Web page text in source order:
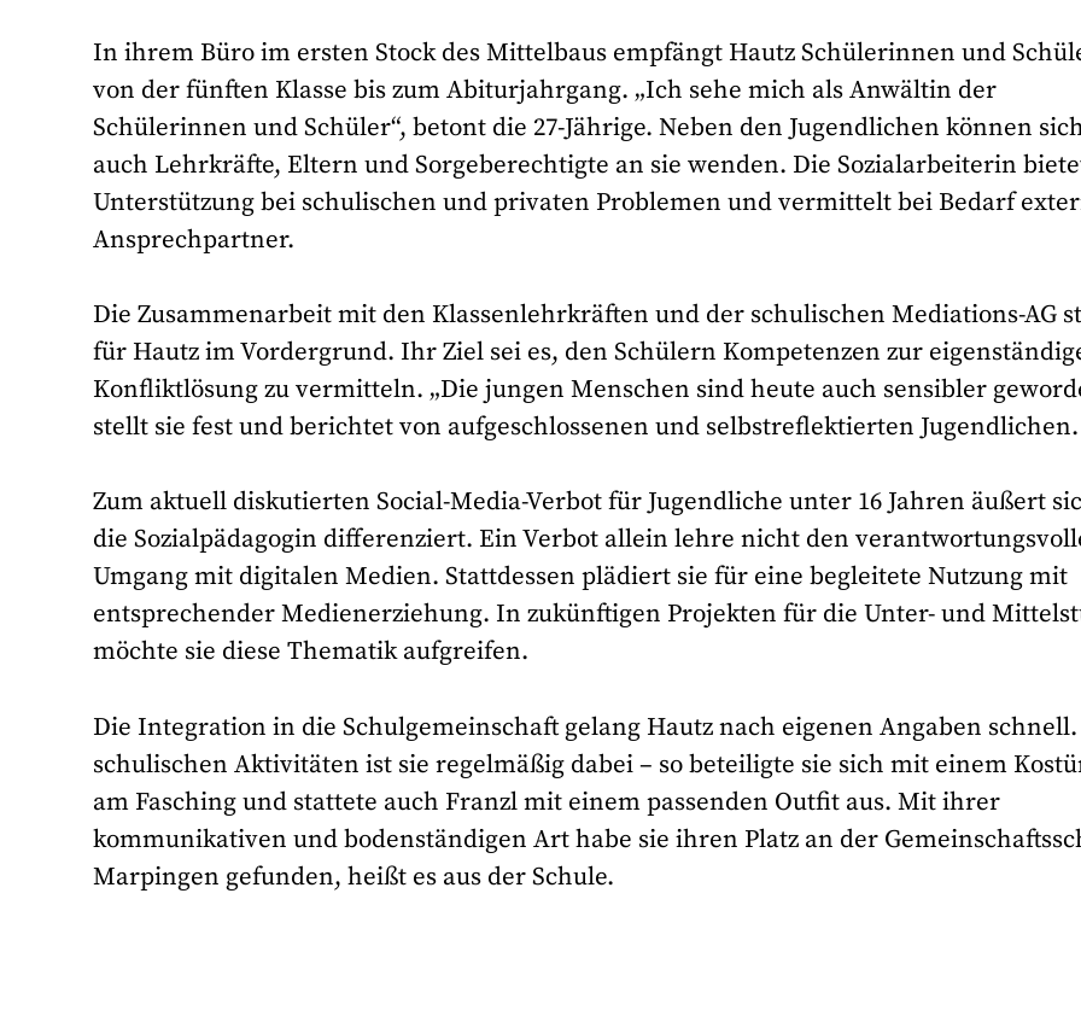
In ihrem Büro im ersten Stock des Mittelbaus empfängt Hautz Schülerinnen und
von der fünften Klasse bis zum Abiturjahrgang. „Ich sehe mich als Anwältin der
Schülerinnen und Schüler“, betont die 27-Jährige. Neben den Jugendlichen können
auch Lehrkräfte, Eltern und Sorgeberechtigte an sie wenden. Die Sozialarbeiterin
Unterstützung bei schulischen und privaten Problemen und vermittelt bei Bedarf
Ansprechpartner.
Die Zusammenarbeit mit den Klassenlehrkräften und der schulischen Mediations-AG
für Hautz im Vordergrund. Ihr Ziel sei es, den Schülern Kompetenzen zur
Konfliktlösung zu vermitteln. „Die jungen Menschen sind heute auch sensibler
stellt sie fest und berichtet von aufgeschlossenen und selbstreflektierten Jugendlichen.
Zum aktuell diskutierten Social-Media-Verbot für Jugendliche unter 16 Jahren äußert
die Sozialpädagogin differenziert. Ein Verbot allein lehre nicht den
Umgang mit digitalen Medien. Stattdessen plädiert sie für eine begleitete Nutzung mit
entsprechender Medienerziehung. In zukünftigen Projekten für die Unter- und
möchte sie diese Thematik aufgreifen.
Die Integration in die Schulgemeinschaft gelang Hautz nach eigenen Angaben
schulischen Aktivitäten ist sie regelmäßig dabei – so beteiligte sie sich mit einem
am Fasching und stattete auch Franzl mit einem passenden Outfit aus. Mit ihrer
kommunikativen und bodenständigen Art habe sie ihren Platz an der
Marpingen gefunden, heißt es aus der Schule.